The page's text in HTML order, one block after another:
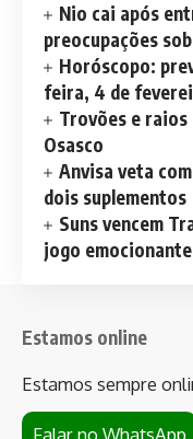
Nio cai após
preocupações
Horóscopo:
feira, 4 de
Trovões e
Osasco
Anvisa veta
dois suplementos
Suns vencem
jogo emocionante
Estamos online
Estamos sempre
Falar no WhatsApp